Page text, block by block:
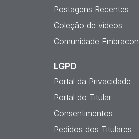
Postagens Recentes
Coleção de vídeos
Comunidade Embracon
LGPD
Portal da Privacidade
Portal do Titular
Consentimentos
Pedidos dos Titulares